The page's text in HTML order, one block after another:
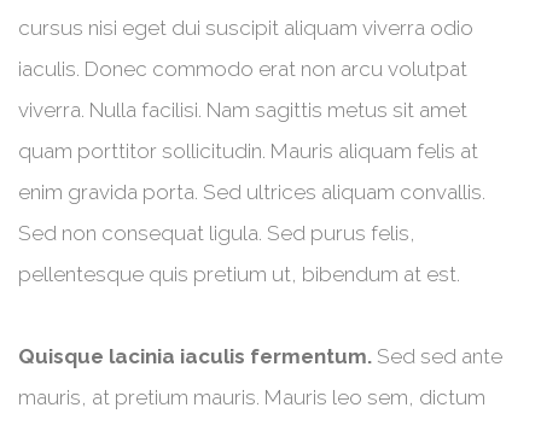
cursus nisi eget dui suscipit aliquam viverra odio
iaculis. Donec commodo erat non arcu volutpat
viverra. Nulla facilisi. Nam sagittis metus sit amet
quam porttitor sollicitudin. Mauris aliquam felis at
enim gravida porta. Sed ultrices aliquam convallis.
Sed non consequat ligula. Sed purus felis,
pellentesque quis pretium ut, bibendum at est.
Quisque lacinia iaculis fermentum. Sed sed ante
mauris, at pretium mauris. Mauris leo sem, dictum